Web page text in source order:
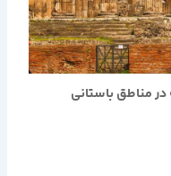
مناطق باستانی